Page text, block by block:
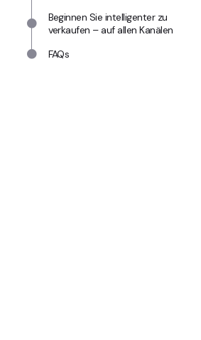
Beginnen Sie intelligenter zu
verkaufen – auf allen Kanälen
FAQs